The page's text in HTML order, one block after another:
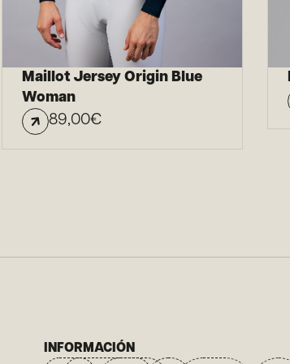
Maillot Jersey Origin Blue
Woman
89,00€
INFORMACIÓN